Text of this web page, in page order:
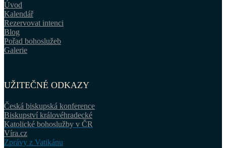
Úvod
Kalendář
Rezervovat intenci
Blog
Pořad bohoslužeb
Galerie
UŽITEČNÉ ODKAZY
Česká biskupská konference
Biskupství královéhradecké
Katolické bohoslužby v ČR
Víra.cz
Zprávy z Vatikánu